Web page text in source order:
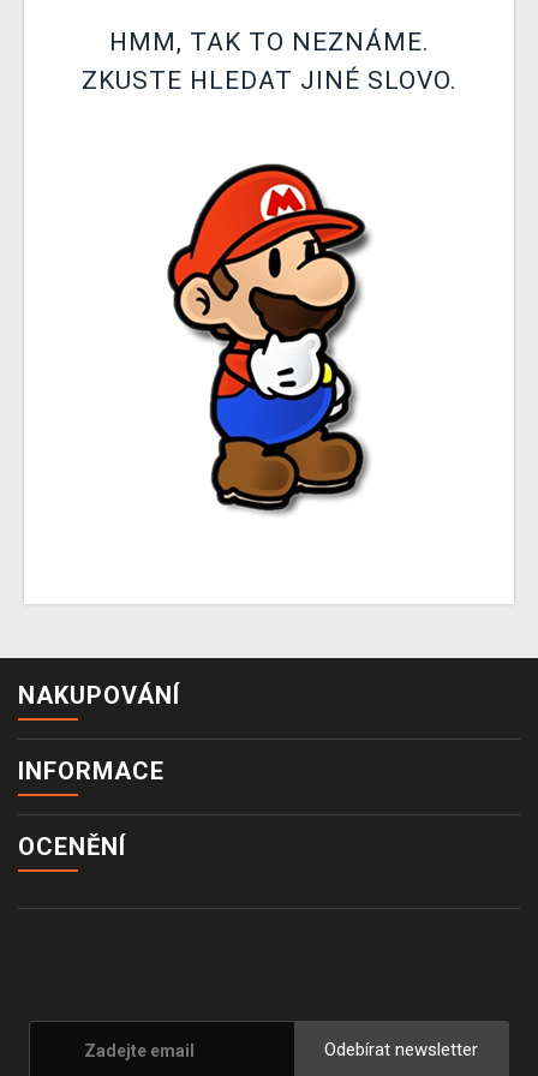
DOPRAVA
XZONE KLUB
VÝKUP HER (BAZAR)
HMM, TAK TO NEZNÁME.
ZKUSTE HLEDAT JINÉ SLOVO.
NAKUPOVÁNÍ
INFORMACE
OCENĚNÍ
Odebírat newsletter